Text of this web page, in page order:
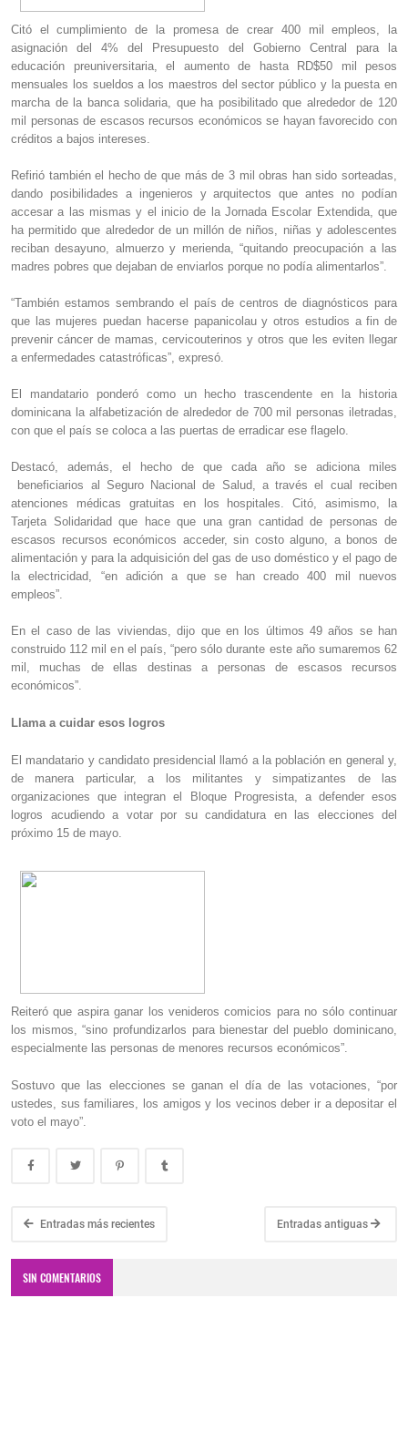
Citó el cumplimiento de la promesa de crear 400 mil empleos, la
asignación del 4% del Presupuesto del Gobierno Central para la
educación preuniversitaria, el aumento de hasta RD$50 mil pesos
mensuales los sueldos a los maestros del sector público y la puesta en
marcha de la banca solidaria, que ha posibilitado que alrededor de 120
mil personas de escasos recursos económicos se hayan favorecido con
créditos a bajos intereses.
Refirió también el hecho de que más de 3 mil obras han sido sorteadas,
dando posibilidades a ingenieros y arquitectos que antes no podían
accesar a las mismas y el inicio de la Jornada Escolar Extendida, que
ha permitido que alrededor de un millón de niños, niñas y adolescentes
reciban desayuno, almuerzo y merienda, “quitando preocupación a las
madres pobres que dejaban de enviarlos porque no podía alimentarlos”.
“También estamos sembrando el país de centros de diagnósticos para
que las mujeres puedan hacerse papanicolau y otros estudios a fin de
prevenir cáncer de mamas, cervicouterinos y otros que les eviten llegar
a enfermedades catastróficas”, expresó.
El mandatario ponderó como un hecho trascendente en la historia
dominicana la alfabetización de alrededor de 700 mil personas iletradas,
con que el país se coloca a las puertas de erradicar ese flagelo.
Destacó, además, el hecho de que cada año se adiciona miles
beneficiarios al Seguro Nacional de Salud, a través el cual reciben
atenciones médicas gratuitas en los hospitales. Citó, asimismo, la
Tarjeta Solidaridad que hace que una gran cantidad de personas de
escasos recursos económicos acceder, sin costo alguno, a bonos de
alimentación y para la adquisición del gas de uso doméstico y el pago de
la electricidad, “en adición a que se han creado 400 mil nuevos
empleos”.
En el caso de las viviendas, dijo que en los últimos 49 años se han
construido 112 mil en el país, “pero sólo durante este año sumaremos 62
mil, muchas de ellas destinas a personas de escasos recursos
económicos”.
Llama a cuidar esos logros
El mandatario y candidato presidencial llamó a la población en general y,
de manera particular, a los militantes y simpatizantes de las
organizaciones que integran el Bloque Progresista, a defender esos
logros acudiendo a votar por su candidatura en las elecciones del
próximo 15 de mayo.
Reiteró que aspira ganar los venideros comicios para no sólo continuar
los mismos, “sino profundizarlos para bienestar del pueblo dominicano,
especialmente las personas de menores recursos económicos”.
Sostuvo que las elecciones se ganan el día de las votaciones, “por
ustedes, sus familiares, los amigos y los vecinos deber ir a depositar el
voto el mayo”.
Entradas más recientes Entradas antiguas
SIN COMENTARIOS